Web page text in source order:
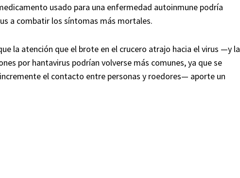
usado para una enfermedad autoinmune podría
a combatir los síntomas más mortales.
la atención que el brote en el crucero atrajo hacia el virus —y la
por hantavirus podrían volverse más comunes, ya que se
el contacto entre personas y roedores— aporte un